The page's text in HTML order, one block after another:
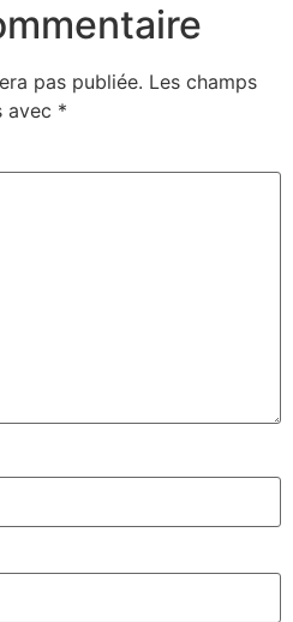
pas publiée. Les champs
avec *